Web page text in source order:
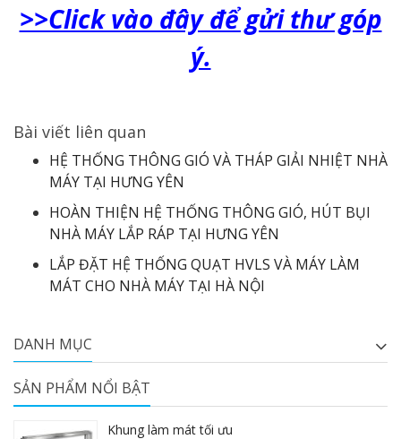
>>Click vào đây để gửi thư góp
ý.
Bài viết liên quan
HỆ THỐNG THÔNG GIÓ VÀ THÁP GIẢI NHIỆT NHÀ
MÁY TẠI HƯNG YÊN
HOÀN THIỆN HỆ THỐNG THÔNG GIÓ, HÚT BỤI
NHÀ MÁY LẮP RÁP TẠI HƯNG YÊN
LẮP ĐẶT HỆ THỐNG QUẠT HVLS VÀ MÁY LÀM
MÁT CHO NHÀ MÁY TẠI HÀ NỘI
DANH MỤC
SẢN PHẨM NỔI BẬT
Khung làm mát tối ưu